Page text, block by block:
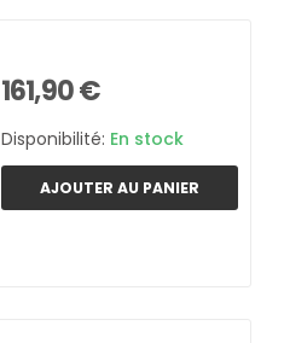
161,90 €
Disponibilité: En stock
AJOUTER AU PANIER